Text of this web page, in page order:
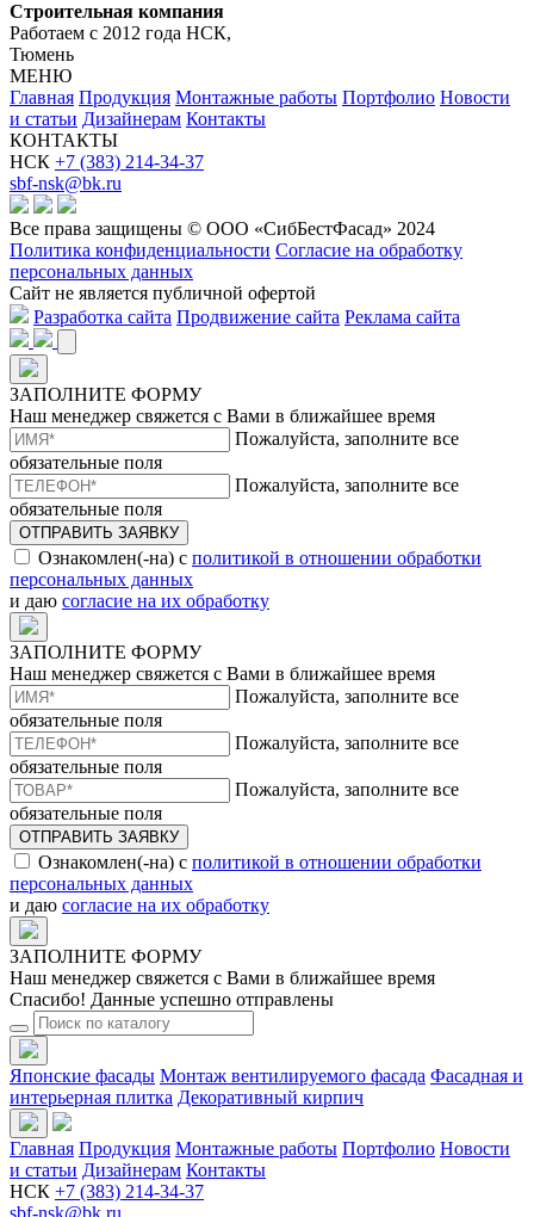
Строительная компания
Работаем с 2012 года НСК,
Тюмень
МЕНЮ
Главная Продукция Монтажные работы Портфолио Новости
и статьи Дизайнерам Контакты
КОНТАКТЫ
НСК +7 (383) 214-34-37
sbf-nsk@bk.ru
Все права защищены © ООО «СибБестФасад» 2024
Политика конфиденциальности Согласие на обработку
персональных данных
Сайт не является публичной офертой
Разработка сайта Продвижение сайта Реклама сайта
ЗАПОЛНИТЕ ФОРМУ
Наш менеджер свяжется с Вами в ближайшее время
Пожалуйста, заполните все
обязательные поля
Пожалуйста, заполните все
обязательные поля
ОТПРАВИТЬ ЗАЯВКУ
Ознакомлен(-на) с политикой в отношении обработки
персональных данных
и даю согласие на их обработку
ЗАПОЛНИТЕ ФОРМУ
Наш менеджер свяжется с Вами в ближайшее время
Пожалуйста, заполните все
обязательные поля
Пожалуйста, заполните все
обязательные поля
Пожалуйста, заполните все
обязательные поля
ОТПРАВИТЬ ЗАЯВКУ
Ознакомлен(-на) с политикой в отношении обработки
персональных данных
и даю согласие на их обработку
ЗАПОЛНИТЕ ФОРМУ
Наш менеджер свяжется с Вами в ближайшее время
Спасибо! Данные успешно отправлены
Японские фасады Монтаж вентилируемого фасада Фасадная и
интерьерная плитка Декоративный кирпич
Главная Продукция Монтажные работы Портфолио Новости
и статьи Дизайнерам Контакты
НСК +7 (383) 214-34-37
sbf-nsk@bk.ru